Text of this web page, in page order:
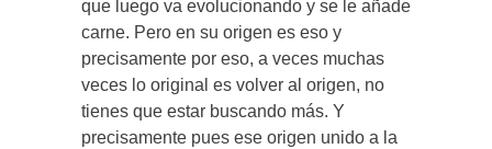
que luego va evolucionando y se le añade
carne. Pero en su origen es eso y
precisamente por eso, a veces muchas
veces lo original es volver al origen, no
tienes que estar buscando más. Y
precisamente pues ese origen unido a la